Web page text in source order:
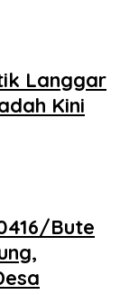
Langgar
Kini
Bute